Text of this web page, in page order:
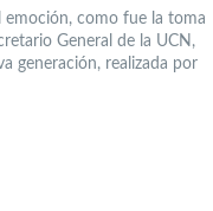
emoción, como fue la toma
General de la UCN,
generación, realizada por